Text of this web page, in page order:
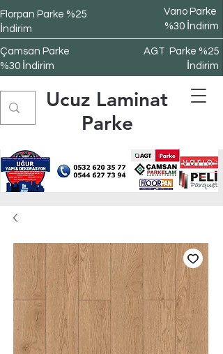
Florpan Parke %25
İndirim
Varıo Parke
%30 İndirim
Çamsan Parke
%30 İndirim
AGT Parke %25
İndirim
Ucuz Laminat
Parke